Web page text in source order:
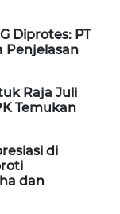
Diprotes: PT
Penjelasan
Raja Juli
Temukan
di
dan